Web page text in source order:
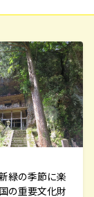
緑の季節に楽
の重要文化財